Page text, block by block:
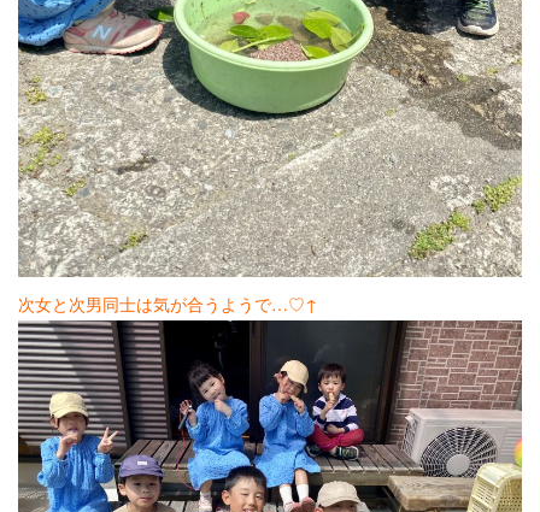
次女と次男同士は気が合うようで…♡↑